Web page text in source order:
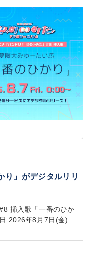
り」がデジタルリリ
挿入歌「一番のひか
2026年8月7日(金)...